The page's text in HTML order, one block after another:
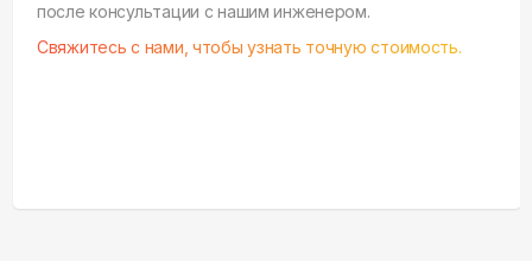
после консультации с нашим инженером.
Свяжитесь с нами, чтобы узнать точную стоимость.